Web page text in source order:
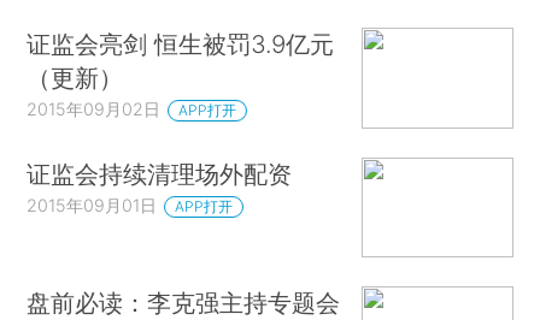
证监会亮剑 恒生被罚3.9亿元
（更新）
2015年09月02日 APP打开
证监会持续清理场外配资
2015年09月01日 APP打开
盘前必读：李克强主持专题会